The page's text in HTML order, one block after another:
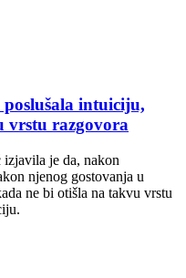
intuiciju,
vrstu razgovora
je da, nakon
njenog gostovanja u
ne bi otišla na takvu vrstu